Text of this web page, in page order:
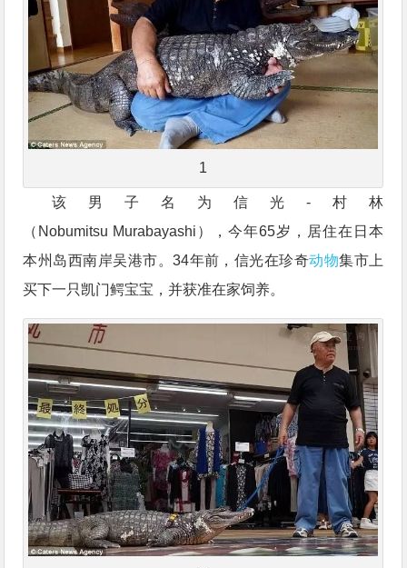
1
该男子名为信光-村林
（Nobumitsu Murabayashi），今年65岁，居住在日本
本州岛西南岸吴港市。34年前，信光在珍奇动物集市上
买下一只凯门鳄宝宝，并获准在家饲养。